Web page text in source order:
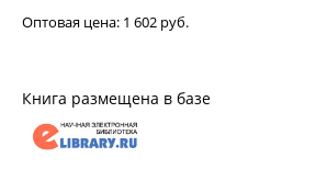
Оптовая цена: 1 602 руб.
Книга размещена в базе